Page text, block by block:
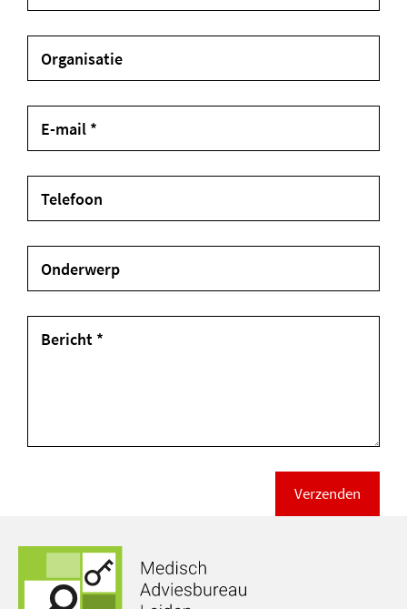
Organisatie
E-mail *
Telefoon
Onderwerp
Bericht *
Verzenden